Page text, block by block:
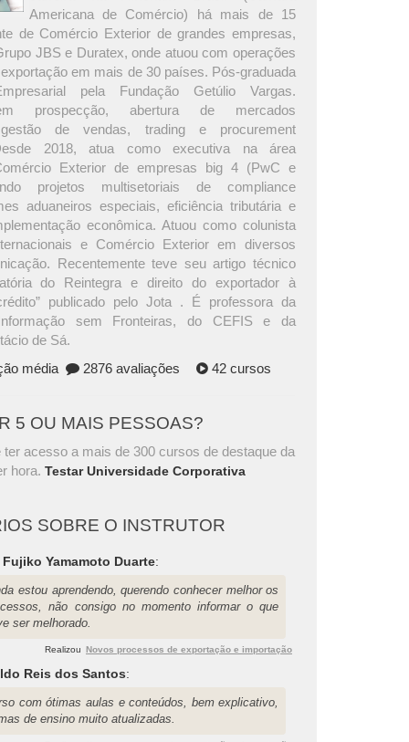
Americana de Comércio) há mais de 15
de Comércio Exterior de grandes empresas,
JBS e Duratex, onde atuou com operações
em mais de 30 países. Pós-graduada
pela Fundação Getúlio Vargas.
prospecção, abertura de mercados
gestão de vendas, trading e procurement
2018, atua como executiva na área
Exterior de empresas big 4 (PwC e
projetos multisetoriais de compliance
aduaneiros especiais, eficiência tributária e
econômica. Atuou como colunista
e Comércio Exterior em diversos
Recentemente teve seu artigo técnico
do Reintegra e direito do exportador à
publicado pelo Jota . É professora da
sem Fronteiras, do CEFIS e da
de Sá.
média
2876 avaliações 42 cursos
5 OU MAIS PESSOAS?
ter acesso a mais de 300 cursos de destaque da
hora.Testar Universidade Corporativa
SOBRE O INSTRUTOR
Fujiko Yamamoto Duarte:
estou aprendendo, querendo conhecer melhor os
não consigo no momento informar o que
ser melhorado.
Realizou Novos processos de exportação e importação
Reis dos Santos:
com ótimas aulas e conteúdos, bem explicativo,
de ensino muito atualizadas.